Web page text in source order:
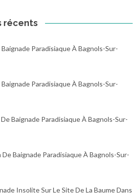
récents
Paradisiaque À Bagnols-Sur-
Paradisiaque À Bagnols-Sur-
Baignade Paradisiaque À Bagnols-Sur-
De Baignade Paradisiaque À Bagnols-Sur-
Insolite Sur Le Site De La Baume Dans